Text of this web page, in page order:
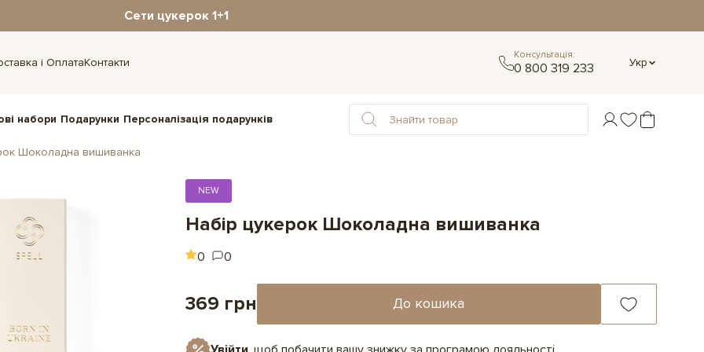
Сети цукерок 1+1
і ОплатаКонтакти
Консультація:
0 800 319 233 Укр
набори Подарунки Персоналізація подарунків
Шоколадна вишиванка
NEW
Набір цукерок Шоколадна вишиванка
0 0
369 грн До кошика